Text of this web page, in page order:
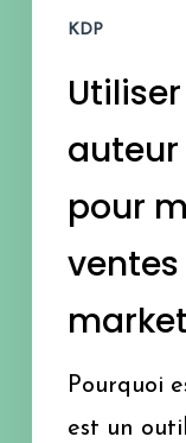
maximiser
marketing
KDP
auteur
pour
Pourquoi
est un